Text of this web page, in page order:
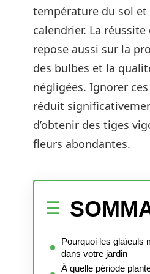
température du sol et
calendrier. La
repose aussi sur la
des bulbes et la
négligées. Ignorer
réduit
d’obtenir des tiges
fleurs abondantes.
Pourquoi les glaïeuls
dans votre jardin
À quelle période